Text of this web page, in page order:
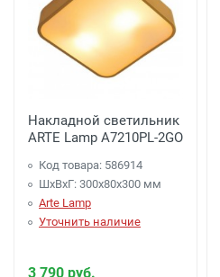
Накладной светильник
ARTE Lamp A7210PL-2GO
Код товара: 586914
ШхВхГ: 300x80x300 мм
Arte Lamp
Уточнить наличие
3 790 руб.